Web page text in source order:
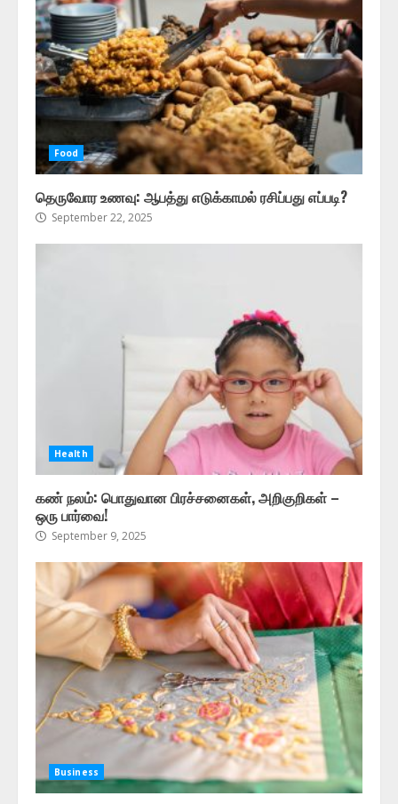
Food
தெருவோர உணவு: ஆபத்து எடுக்காமல் ரசிப்பது எப்படி?
September 22, 2025
Health
கண் நலம்: பொதுவான பிரச்சனைகள், அறிகுறிகள் –
ஒரு பார்வை!
September 9, 2025
Business